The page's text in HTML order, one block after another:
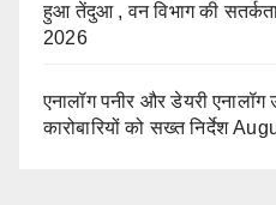
हुआ तेंदुआ , वन विभाग की
2026
एनालॉग पनीर और डेयरी एनालॉग
कारोबारियों को सख्त निर्देश